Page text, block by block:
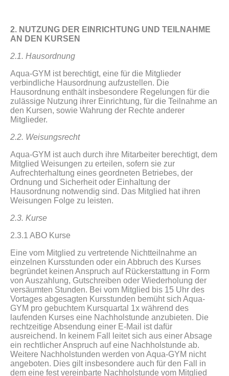
2. NUTZUNG DER EINRICHTUNG UND TEILNAHME
AN DEN KURSEN
2.1. Hausordnung
Aqua-GYM ist berechtigt, eine für die Mitglieder
verbindliche Hausordnung aufzustellen. Die
Hausordnung enthält insbesondere Regelungen für die
zulässige Nutzung ihrer Einrichtung, für die Teilnahme an
den Kursen, sowie Wahrung der Rechte anderer
Mitglieder.
2.2. Weisungsrecht
Aqua-GYM ist auch durch ihre Mitarbeiter berechtigt, dem
Mitglied Weisungen zu erteilen, sofern sie zur
Aufrechterhaltung eines geordneten Betriebes, der
Ordnung und Sicherheit oder Einhaltung der
Hausordnung notwendig sind. Das Mitglied hat ihren
Weisungen Folge zu leisten.
2.3. Kurse
2.3.1 ABO Kurse
Eine vom Mitglied zu vertretende Nichtteilnahme an
einzelnen Kursstunden oder ein Abbruch des Kurses
begründet keinen Anspruch auf Rückerstattung in Form
von Auszahlung, Gutschreiben oder Wiederholung der
versäumten Stunden. Bei vom Mitglied bis 15 Uhr des
Vortages abgesagten Kursstunden bemüht sich Aqua-
GYM pro gebuchtem Kursquartal 1x während des
laufenden Kurses eine Nachholstunde anzubieten. Die
rechtzeitige Absendung einer E-Mail ist dafür
ausreichend. In keinem Fall leitet sich aus einer Absage
ein rechtlicher Anspruch auf eine Nachholstunde ab.
Weitere Nachholstunden werden von Aqua-GYM nicht
angeboten. Dies gilt insbesondere auch für den Fall in
dem eine fest vereinbarte Nachholstunde vom Mitglied